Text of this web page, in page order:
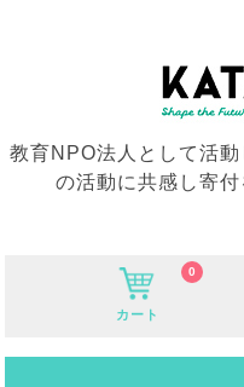
教育NPO法人として活
の活動に共感し寄付
カート
0